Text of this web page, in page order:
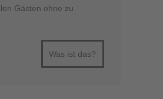
Gästen ohne zu
Was ist das?